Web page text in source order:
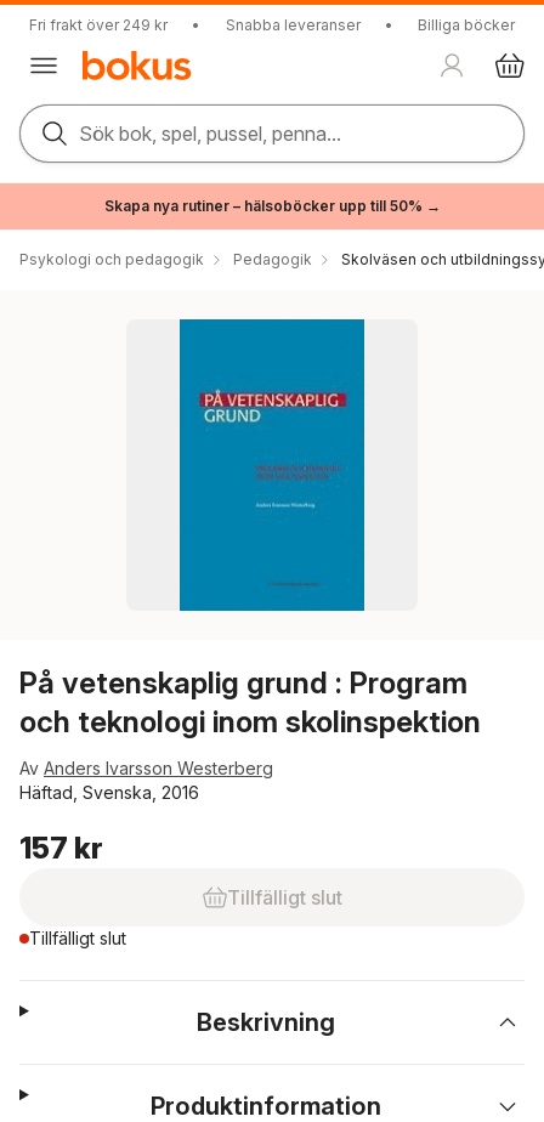
Fri frakt över 249 kr • Snabba leveranser • Billiga böcker
Sök bok, spel, pussel, penna...
Skapa nya rutiner – hälsoböcker upp till 50% →
Psykologi och pedagogik Pedagogik Skolväsen och
På vetenskaplig grund : Program
och teknologi inom skolinspektion
Av Anders Ivarsson Westerberg
Häftad, Svenska, 2016
157 kr
Tillfälligt slut
Tillfälligt slut
Beskrivning
Produktinformation